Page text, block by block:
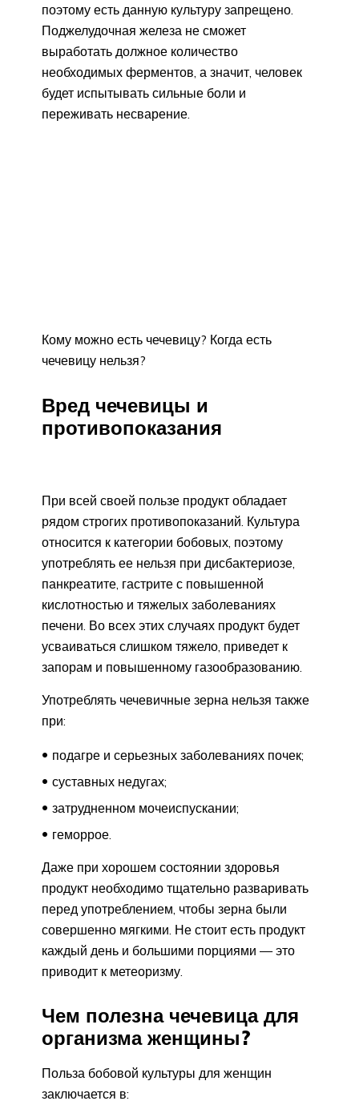
поэтому есть данную культуру запрещено.
Поджелудочная железа не сможет
выработать должное количество
необходимых ферментов, а значит, человек
будет испытывать сильные боли и
переживать несварение.
Кому можно есть чечевицу? Когда есть
чечевицу нельзя?
Вред чечевицы и
противопоказания
При всей своей пользе продукт обладает
рядом строгих противопоказаний. Культура
относится к категории бобовых, поэтому
употреблять ее нельзя при дисбактериозе,
панкреатите, гастрите с повышенной
кислотностью и тяжелых заболеваниях
печени. Во всех этих случаях продукт будет
усваиваться слишком тяжело, приведет к
запорам и повышенному газообразованию.
Употреблять чечевичные зерна нельзя также
при:
подагре и серьезных заболеваниях почек;
суставных недугах;
затрудненном мочеиспускании;
геморрое.
Даже при хорошем состоянии здоровья
продукт необходимо тщательно разваривать
перед употреблением, чтобы зерна были
совершенно мягкими. Не стоит есть продукт
каждый день и большими порциями — это
приводит к метеоризму.
Чем полезна чечевица для
организма женщины?
Польза бобовой культуры для женщин
заключается в: